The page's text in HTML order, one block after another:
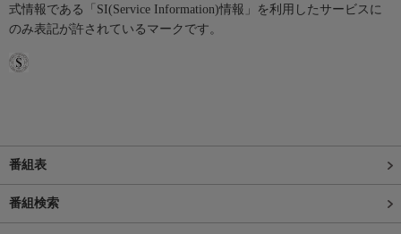
式情報である「SI(Service Information)情報」を利用したサービスに
のみ表記が許されているマークです。
番組表
番組検索